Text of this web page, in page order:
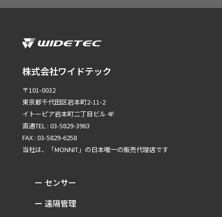
株式会社ワイドテック
〒101-0032
東京都千代田区岩本町2-11-2
イトーピア岩本町二丁目ビル 4F
直通TEL : 03-5829-3963
FAX : 03-5829-6258
当社は、「MONNIT」の日本唯一の販売代理店です
ー センサー
ー 遠隔管理